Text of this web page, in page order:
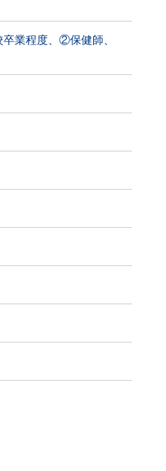
業程度、②保健師、